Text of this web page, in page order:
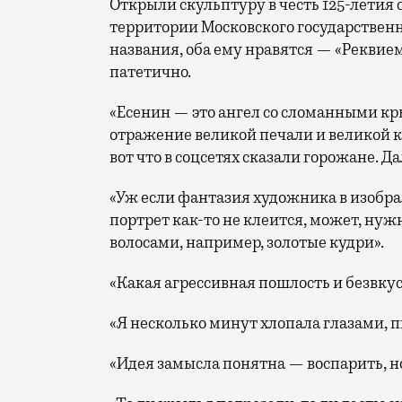
Открыли скульптуру в честь 125-летия
территории Московского
названия, оба ему нравятся —
патетично.
«Есенин — это ангел со сломанными
отражение великой печали и великой
вот что в соцсетях сказали горожане.
«Уж если фантазия художника в
портрет как-то не клеится, может,
волосами, например, золотые кудри».
«Какая агрессивная пошлость и
«Я несколько минут хлопала глазами,
«Идея замысла понятна — воспарить,